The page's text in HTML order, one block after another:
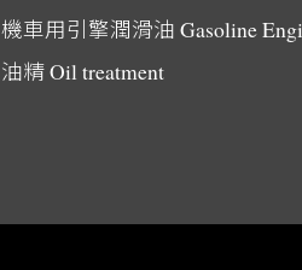
機車用引擎潤滑油 Gasoline
油精Oil treatment